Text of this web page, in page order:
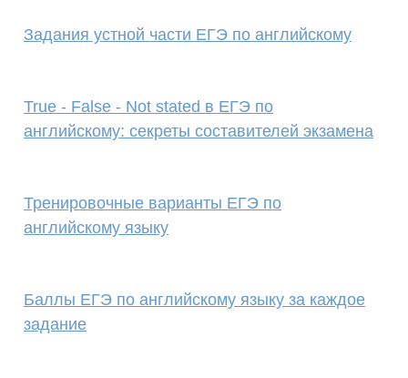
Задания устной части ЕГЭ по английскому
True - False - Not stated в ЕГЭ по
английскому: секреты составителей экзамена
Тренировочные варианты ЕГЭ по
английскому языку
Баллы ЕГЭ по английскому языку за каждое
задание